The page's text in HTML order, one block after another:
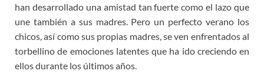
han desarrollado una amistad tan fuerte como el lazo que
une también a sus madres. Pero un perfecto verano los
chicos, así como sus propias madres, se ven enfrentados al
torbellino de emociones latentes que ha ido creciendo en
ellos durante los últimos años.